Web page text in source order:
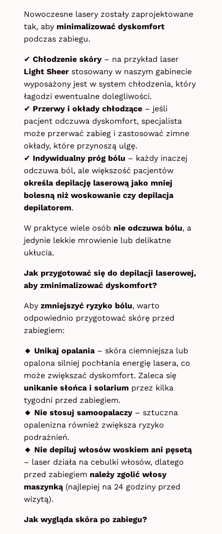
Nowoczesne lasery zostały zaprojektowane
tak, aby minimalizować dyskomfort
podczas zabiegu.
✔ Chłodzenie skóry – na przykład laser
Light Sheer stosowany w naszym gabinecie
wyposażony jest w system chłodzenia, który
łagodzi ewentualne dolegliwości.
✔ Przerwy i okłady chłodzące – jeśli
pacjent odczuwa dyskomfort, specjalista
może przerwać zabieg i zastosować zimne
okłady, które przynoszą ulgę.
✔ Indywidualny próg bólu – każdy inaczej
odczuwa ból, ale większość pacjentów
określa depilację laserową jako mniej
bolesną niż woskowanie czy depilacja
depilatorem.
W praktyce wiele osób nie odczuwa bólu, a
jedynie lekkie mrowienie lub delikatne
ukłucia.
Jak przygotować się do depilacji laserowej,
aby zminimalizować dyskomfort?
Aby zmniejszyć ryzyko bólu, warto
odpowiednio przygotować skórę przed
zabiegiem:
🔸 Unikaj opalania – skóra ciemniejsza lub
opalona silniej pochłania energię lasera, co
może zwiększać dyskomfort. Zaleca się
unikanie słońca i solarium przez kilka
tygodni przed zabiegiem.
🔸 Nie stosuj samoopalaczy – sztuczna
opalenizna również zwiększa ryzyko
podrażnień.
🔸 Nie depiluj włosów woskiem ani pęsetą
– laser działa na cebulki włosów, dlatego
przed zabiegiem należy zgolić włosy
maszynką (najlepiej na 24 godziny przed
wizytą).
Jak wygląda skóra po zabiegu?